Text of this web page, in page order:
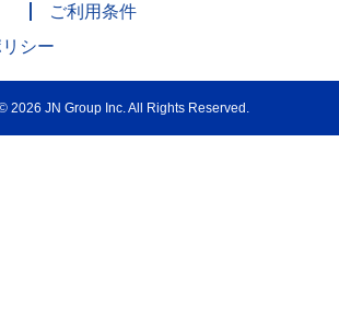
ご利用条件
シー
2026 JN Group Inc. All Rights Reserved.